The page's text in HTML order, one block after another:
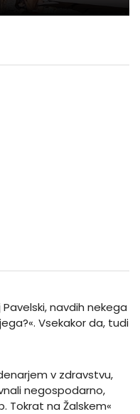
Pavelski, navdih nekega
Vsekakor da, tudi
v zdravstvu,
negospodarno,
Tokrat na Žalskem«